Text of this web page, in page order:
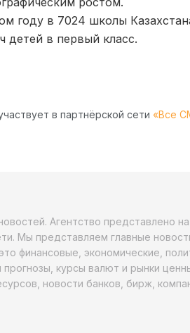
году в 7024 школы
детей в первый класс.
в партнёрской сети «Все
Агентство представлено
Мы представляем главные
финансовые, экономические,
курсы валют и рынки
новости банков, бирж,